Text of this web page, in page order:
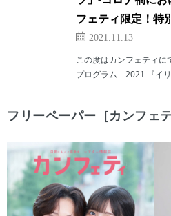
フェティ限定！特
2021.11.13
この度はカンフェティ
プログラム 2021 『イ
フリーペーパー［カンフェテ